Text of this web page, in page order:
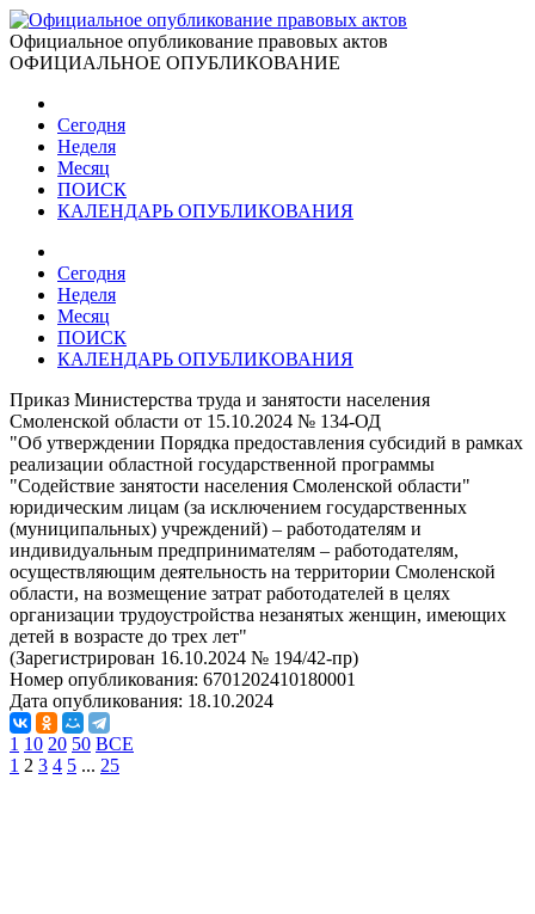
Официальное опубликование правовых актов
ОФИЦИАЛЬНОЕ ОПУБЛИКОВАНИЕ
Сегодня
Неделя
Месяц
ПОИСК
КАЛЕНДАРЬ ОПУБЛИКОВАНИЯ
Сегодня
Неделя
Месяц
ПОИСК
КАЛЕНДАРЬ ОПУБЛИКОВАНИЯ
Приказ Министерства труда и занятости населения
Смоленской области от 15.10.2024 № 134-ОД
"Об утверждении Порядка предоставления субсидий в рамках
реализации областной государственной программы
"Содействие занятости населения Смоленской области"
юридическим лицам (за исключением государственных
(муниципальных) учреждений) – работодателям и
индивидуальным предпринимателям – работодателям,
осуществляющим деятельность на территории Смоленской
области, на возмещение затрат работодателей в целях
организации трудоустройства незанятых женщин, имеющих
детей в возрасте до трех лет"
(Зарегистрирован 16.10.2024 № 194/42-пр)
Номер опубликования: 6701202410180001
Дата опубликования: 18.10.2024
1 10 20 50 ВСЕ
1 2 3 4 5 ... 25